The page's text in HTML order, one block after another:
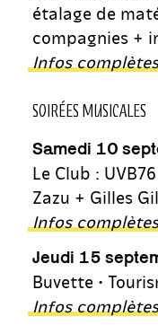
étalage de
compagnies +
Infos complètes
SOIRÉES MUSICALES
Samedi 10
Le Club :
Zazu + Gilles
Infos complètes
Jeudi 15
Buvette •
Infos complètes